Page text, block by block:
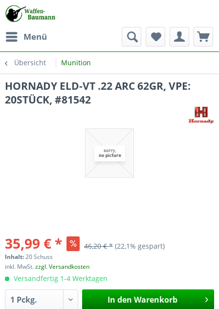
Menü
Übersicht Munition
HORNADY ELD-VT .22 ARC 62GR, VPE:
20STÜCK, #81542
35,99 € * 46,20 € * (22,1% gespart)
Inhalt:20 Schuss
inkl. MwSt.zzgl. Versandkosten
Versandfertig 1-4 Werktagen
In den Warenkorb